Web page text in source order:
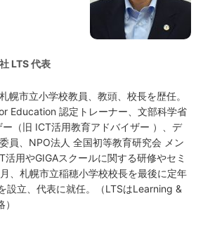
LTS 代表
幌市立小学校教員、教頭、校長を歴任。
Education 認定トレーナー、文部科学省
（旧 ICT活用教育アドバイザー ）、デ
員、NPO法人 全国初等教育研究会 メン
活用やGIGAスクールに関する研修やセミ
、札幌市立稲穂小学校校長を最後に定年
設立、代表に就任。（LTSはLearning &